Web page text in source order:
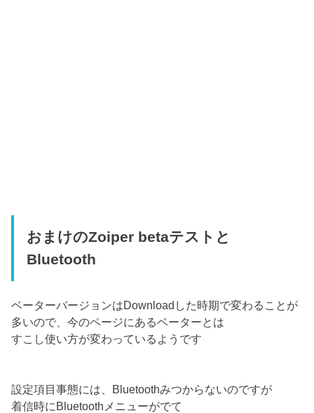
おまけのZoiper betaテストと
Bluetooth
ベーターバージョンはDownloadした時期で変わることが
多いので、今のページにあるベーターとは
すこし使い方が変わっているようです
設定項目事態には、Bluetoothみつからないのですが
着信時にBluetoothメニューがでて